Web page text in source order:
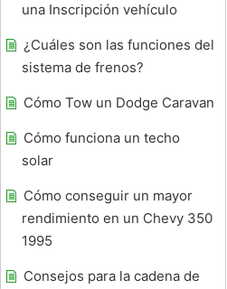
una Inscripción vehículo
¿Cuáles son las funciones del
sistema de frenos?
Cómo Tow un Dodge Caravan
Cómo funciona un techo
solar
Cómo conseguir un mayor
rendimiento en un Chevy 350
1995
Consejos para la cadena de